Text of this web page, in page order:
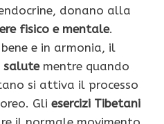
donano alla
fisico e mentale.
e in armonia, il
mentre quando
si attiva il processo
Gli esercizi Tibetani